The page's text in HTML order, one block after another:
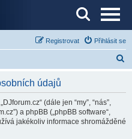
Přihlásit se
Registrovat
údajů
(dále jen “my”, “nás”,
a phpBB („phpBB software“,
jakékoliv informace shromážděné